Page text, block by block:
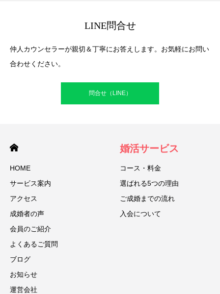
LINE問合せ
仲人カウンセラーが親切＆丁寧にお答えします。お気軽にお問い
合わせください。
問合せ（LINE）
HOME
サービス案内
アクセス
成婚者の声
会員のご紹介
よくあるご質問
ブログ
お知らせ
運営会社
婚活サービス
コース・料金
選ばれる5つの理由
ご成婚までの流れ
入会について